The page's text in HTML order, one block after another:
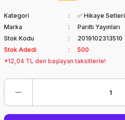
Kategori
✅ Hikaye Setleri
Marka
Parıltı Yayınları
Stok Kodu
2019102313510
Stok Adedi
500
*12,04 TL den başlayan taksitlerle!